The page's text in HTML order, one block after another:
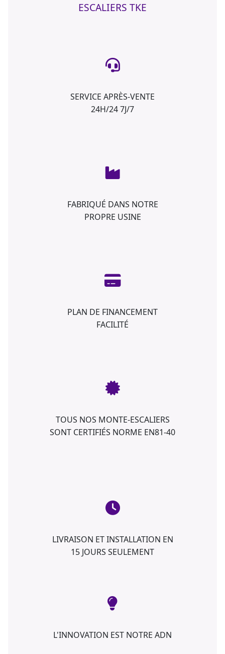
ESCALIERS TKE
SERVICE APRÈS-VENTE
24H/24 7J/7
FABRIQUÉ DANS NOTRE
PROPRE USINE
PLAN DE FINANCEMENT
FACILITÉ
TOUS NOS MONTE-ESCALIERS
SONT CERTIFIÉS NORME EN81-40
LIVRAISON ET INSTALLATION EN
15 JOURS SEULEMENT
L'INNOVATION EST NOTRE ADN